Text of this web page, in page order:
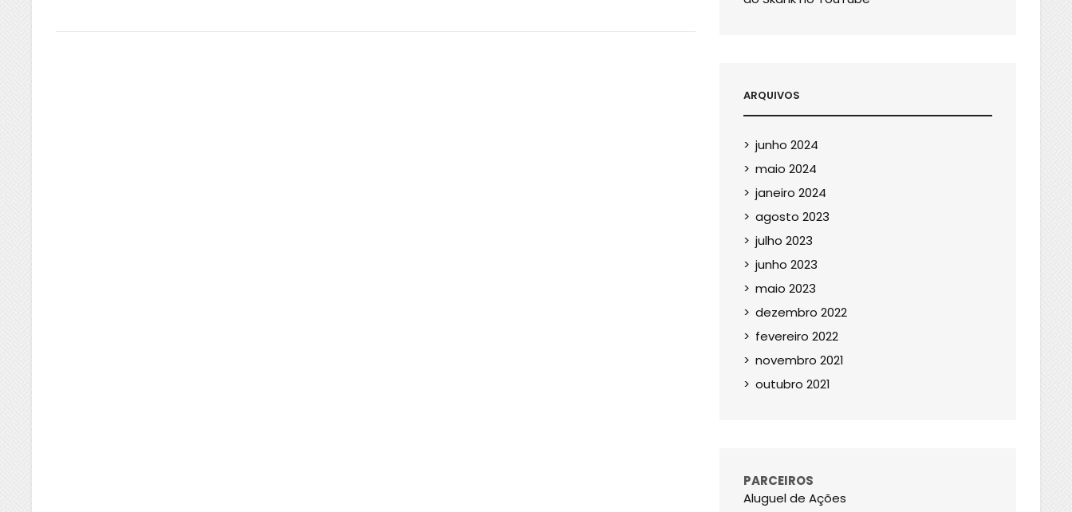
ARQUIVOS
junho 2024
maio 2024
janeiro 2024
agosto 2023
julho 2023
junho 2023
maio 2023
dezembro 2022
fevereiro 2022
novembro 2021
outubro 2021
PARCEIROS
Aluguel de Ações